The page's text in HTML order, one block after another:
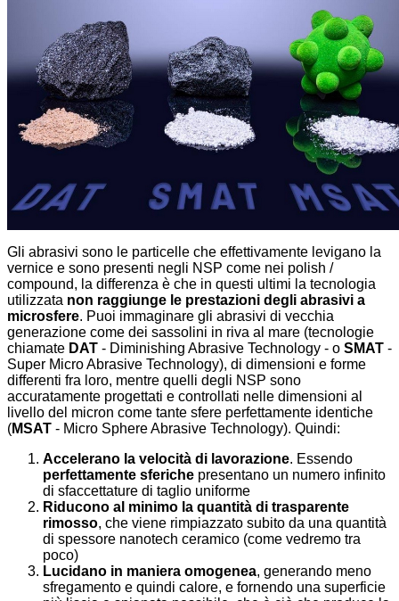
Gli abrasivi sono le particelle che effettivamente levigano la
vernice e sono presenti negli NSP come nei polish /
compound, la differenza è che in questi ultimi la tecnologia
utilizzata non raggiunge le prestazioni degli abrasivi a
microsfere. Puoi immaginare gli abrasivi di vecchia
generazione come dei sassolini in riva al mare (tecnologie
chiamate DAT - Diminishing Abrasive Technology - o SMAT -
Super Micro Abrasive Technology), di dimensioni e forme
differenti fra loro, mentre quelli degli NSP sono
accuratamente progettati e controllati nelle dimensioni al
livello del micron come tante sfere perfettamente identiche
(MSAT - Micro Sphere Abrasive Technology). Quindi:
Accelerano la velocità di lavorazione. Essendo
perfettamente sferiche presentano un numero infinito
di sfaccettature di taglio uniforme
Riducono al minimo la quantità di trasparente
rimosso, che viene rimpiazzato subito da una quantità
di spessore nanotech ceramico (come vedremo tra
poco)
Lucidano in maniera omogenea, generando meno
sfregamento e quindi calore, e fornendo una superficie